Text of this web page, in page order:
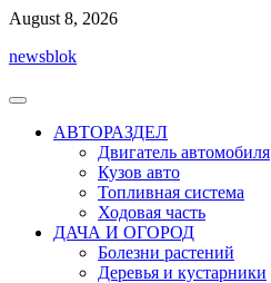
Перейти
содержимому
August 8, 2026
newsblok
АВТОРАЗДЕЛ
Двигатель автомобиля
Кузов авто
Топливная система
Ходовая часть
ДАЧА И ОГОРОД
Болезни растений
Деревья и кустарники